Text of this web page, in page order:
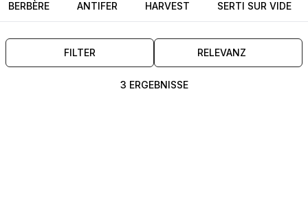
BERBÈRE ANTIFER HARVEST SERTI SUR VIDE
FILTER RELEVANZ
3 ERGEBNISSE